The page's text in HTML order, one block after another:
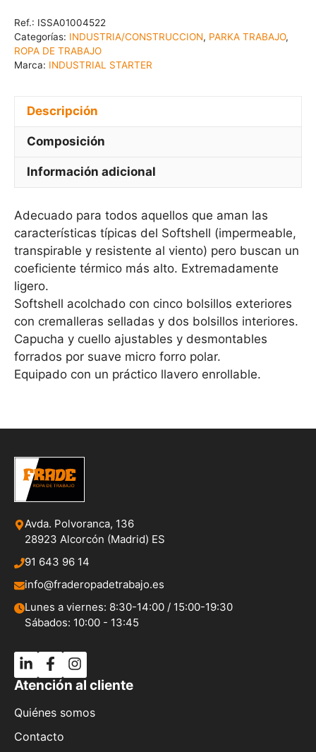
Ref.: ISSA01004522
Categorías: INDUSTRIA/CONSTRUCCION, PARKA TRABAJO,
ROPA DE TRABAJO
Marca: INDUSTRIAL STARTER
Descripción
Composición
Información adicional
Adecuado para todos aquellos que aman las
características típicas del Softshell (impermeable,
transpirable y resistente al viento) pero buscan un
coeficiente térmico más alto. Extremadamente
ligero.
Softshell acolchado con cinco bolsillos exteriores
con cremalleras selladas y dos bolsillos interiores.
Capucha y cuello ajustables y desmontables
forrados por suave micro forro polar.
Equipado con un práctico llavero enrollable.
Avda. Polvoranca, 136
28923 Alcorcón (Madrid) ES
91 643 96 14
info@fraderopadetrabajo.es
Lunes a viernes: 8:30-14:00 / 15:00-19:30
Sábados: 10:00 - 13:45
Atención al cliente
Quiénes somos
Contacto